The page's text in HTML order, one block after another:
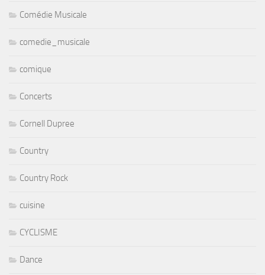
Comédie Musicale
comedie_musicale
comique
Concerts
Cornell Dupree
Country
Country Rock
cuisine
CYCLISME
Dance